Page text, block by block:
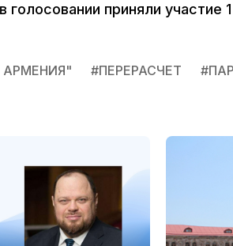
голосовании приняли участие
#ПЕРЕРАСЧЕТ #